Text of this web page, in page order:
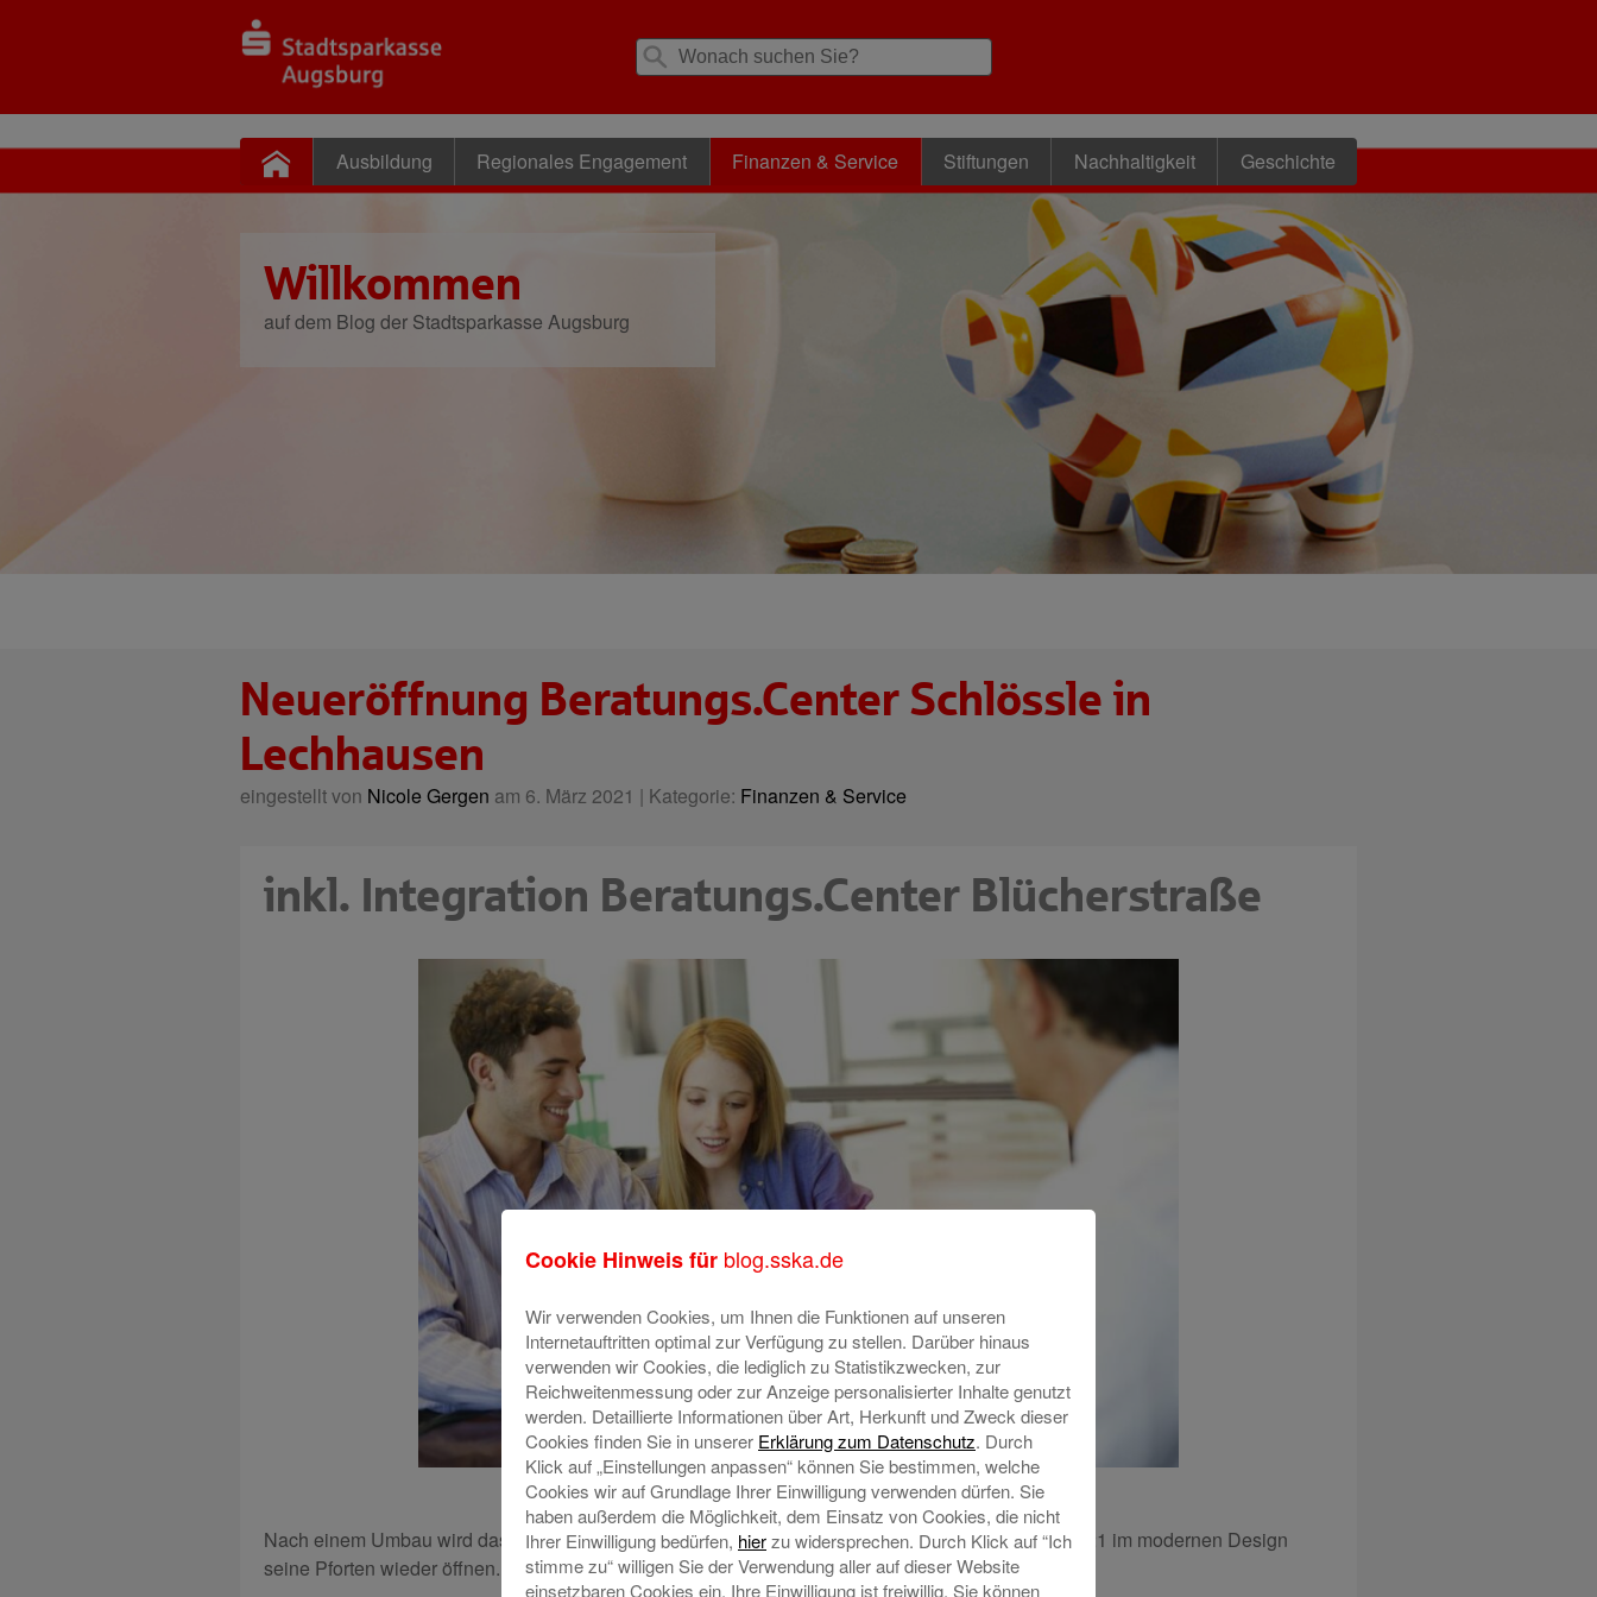
Ausbildung Regionales Engagement Finanzen & Service Stiftungen Nachhaltigkeit Geschichte
Willkommen
auf dem Blog der Stadtsparkasse Augsburg
Neueröffnung Beratungs.Center Schlössle in
Lechhausen
eingestellt von Nicole Gergen am 6. März 2021 | Kategorie: Finanzen & Service
inkl. Integration Beratungs.Center Blücherstraße
Nach einem Umbau wird das Beratungs.Center Schlössle in Lechhausen am Montag, 29. März 2021 im modernen Design
seine Pforten wieder öffnen.
Cookie Hinweis für blog.sska.de
Wir verwenden Cookies, um Ihnen die Funktionen auf unseren
Internetauftritten optimal zur Verfügung zu stellen. Darüber hinaus
verwenden wir Cookies, die lediglich zu Statistikzwecken, zur
Reichweitenmessung oder zur Anzeige personalisierter Inhalte genutzt
werden. Detaillierte Informationen über Art, Herkunft und Zweck dieser
Cookies finden Sie in unserer Erklärung zum Datenschutz. Durch
Klick auf „Einstellungen anpassen“ können Sie bestimmen, welche
Cookies wir auf Grundlage Ihrer Einwilligung verwenden dürfen. Sie
haben außerdem die Möglichkeit, dem Einsatz von Cookies, die nicht
Ihrer Einwilligung bedürfen, hierzu widersprechen. Durch Klick auf “Ich
stimme zu“ willigen Sie der Verwendung aller auf dieser Website
einsetzbaren Cookies ein. Ihre Einwilligung ist freiwillig. Sie können